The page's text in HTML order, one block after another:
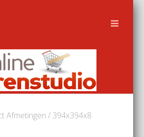
Afmetingen / 394x394x8